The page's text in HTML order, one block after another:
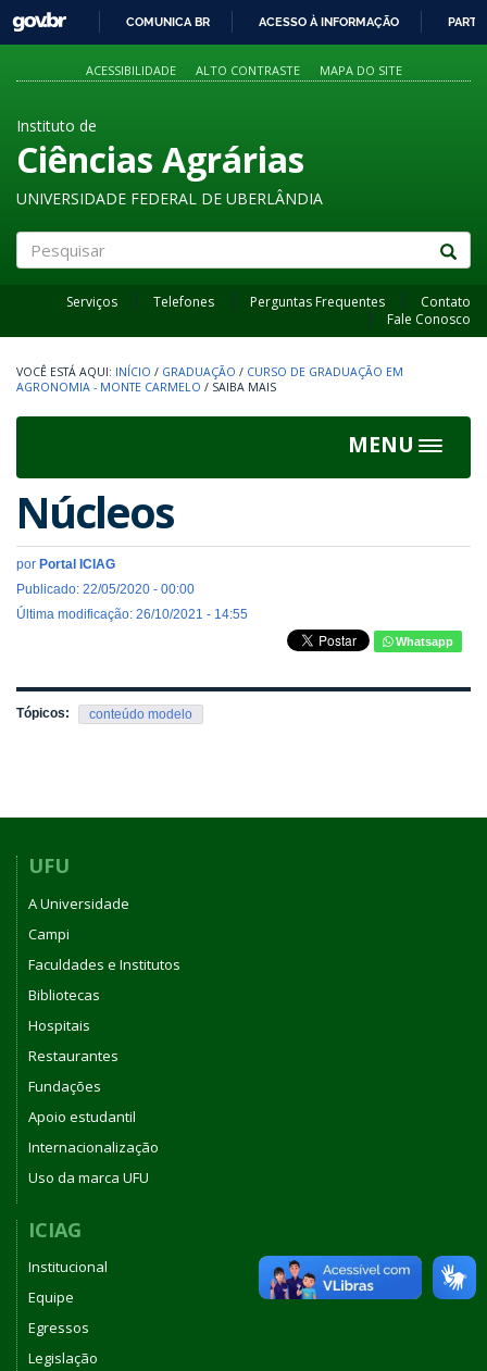
PARA
O
GOVBR
COMUNICA BR ACESSO À INFORMAÇÃO
ACESSIBILIDADE ALTO CONTRASTE MAPA DO SITE
Instituto de
Ciências Agrárias
UNIVERSIDADE FEDERAL DE UBERLÂNDIA
Serviços Telefones Perguntas Frequentes
Contato
Fale Conosco
INÍCIO / GRADUAÇÃO / CURSO DE GRADUAÇÃO EM
AGRONOMIA - MONTE CARMELO / SAIBA MAIS
MENU
Toggle
Núcleos
por Portal ICIAG
Publicado: 22/05/2020 - 00:00
Última modificação: 26/10/2021 - 14:55
Whatsapp
Tópicos: conteúdo modelo
UFU
A Universidade
Campi
Faculdades e Institutos
Bibliotecas
Hospitais
Restaurantes
Fundações
Apoio estudantil
Internacionalização
Uso da marca UFU
ICIAG
Institucional
Equipe
Egressos
Legislação